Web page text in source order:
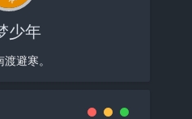
少年
避寒。